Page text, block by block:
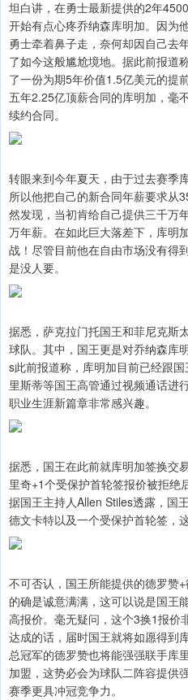
坦白讲，在勇士最新提供的2年
开始有点心疼乔纳森库明加。因为
勇士牵着鼻子走，奈何却因自己去
了如今这般尴尬境地。据此前报道
了一份为期5年价值1.5亿美元的提
五年2.25亿顶薪合同的库明加，毫
续约合同。
转眼来到今年夏天，由于过去赛季
所以他把自己的新合同年薪要求从
然发现，当初肯给自己提供三千万
万年薪。在如此巨大落差下，库明
战！尽管目前他在自由市场没有得
是没人要。
据悉，萨克拉门托国王和菲尼克斯
球队。其中，国王更是对乔纳森库
s此前报道称，库明加目前已经跟
里斯蒂等国王高管通过视频通话进
职业生涯新篇章非常感兴趣。
据悉，国王在此前就库明加签换交
里奇+1个受保护首轮签报价被拒绝
据国王主持人Allen Stiles透露，国
德文卡特以及一个受保护首轮签，
不可否认，国王所能提供的德罗赞
的确是诚意满满，这可以说是国王
高报价。毫无疑问，这个3换1报价
达成的话，届时国王就将如愿得到
总冠军的德罗赞也将能强强联手库
加盟，这势必会为球队二阵容提供
赛季更具冲冠竞争力。